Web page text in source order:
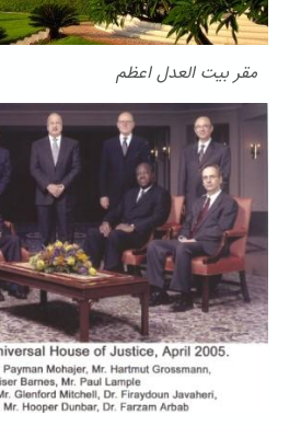
مقر بیت العدل اعظم